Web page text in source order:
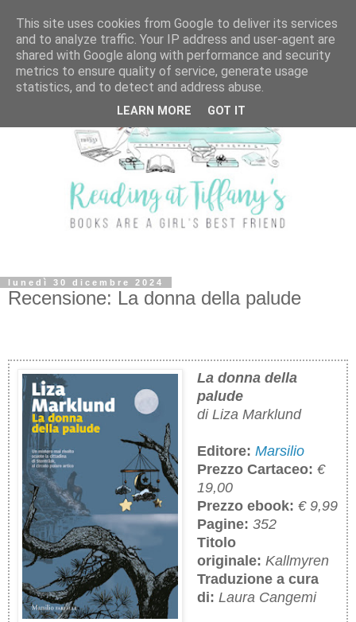
lunedì 30 dicembre 2024
Recensione: La donna della palude
La donna della
palude
di Liza Marklund
Editore: Marsilio
Prezzo Cartaceo: €
19,00
Prezzo ebook: € 9,99
Pagine: 352
Titolo
originale: Kallmyren
Traduzione a cura
di: Laura Cangemi
This site uses cookies from Google to deliver its services
and to analyze traffic. Your IP address and user-agent are
shared with Google along with performance and security
metrics to ensure quality of service, generate usage
statistics, and to detect and address abuse.
LEARN MORE GOT IT